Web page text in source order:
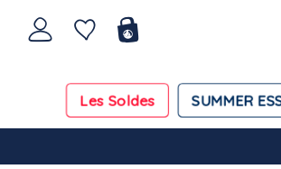
SUMMER
Les Soldes